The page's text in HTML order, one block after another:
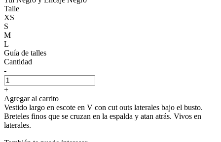
Talle
XS
S
M
L
Guía de talles
Cantidad
-
+
Agregar al carrito
Vestido largo en escote en V con cut outs laterales bajo el busto.
Breteles finos que se cruzan en la espalda y atan atrás. Vivos en
laterales.